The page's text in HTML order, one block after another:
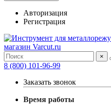
Авторизация
Регистрация
×
8 (800) 101-96-99
Заказать звонок
Время работы